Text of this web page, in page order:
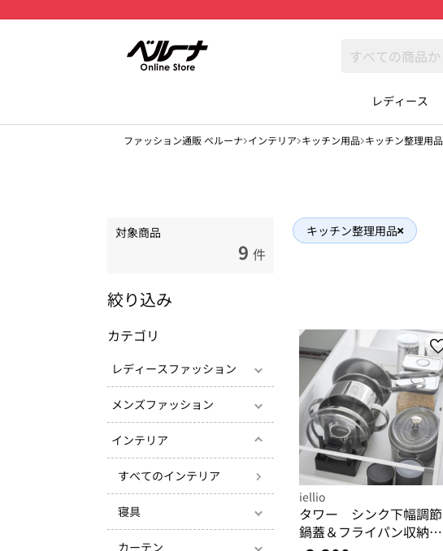
レディース
ファッション通販 ベルーナ インテリア キッチン用品 キッチン整理用品
対象商品
9 件
絞り込み
カテゴリ
レディースファッション
メンズファッション
インテリア
すべてのインテリア
寝具
カーテン
キッチン整理用品
iellio
タワー シンク下幅調節
鍋蓋＆フライパン収納ス